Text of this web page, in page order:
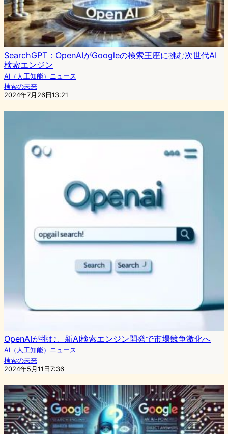
SearchGPT：OpenAIがGoogleの検索王座に挑む次世代AI
検索エンジン
AI（人工知能）ニュース
検索の未来
2024年7月26日13:21
OpenAIが挑む、新AI検索エンジン開発で市場競争激化へ
AI（人工知能）ニュース
検索の未来
2024年5月11日7:36